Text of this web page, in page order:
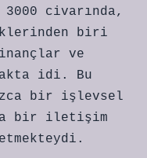
3000 civarında,
biri
ve
idi. Bu
bir işlevsel
bir iletişim